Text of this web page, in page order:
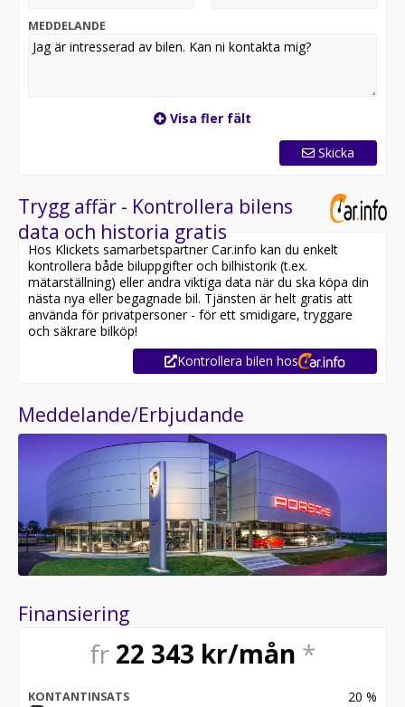
MEDDELANDE
Visa fler fält
Skicka
Trygg affär - Kontrollera bilens
data och historia gratis
Hos Klickets samarbetspartner Car.info kan du enkelt
kontrollera både biluppgifter och bilhistorik (t.ex.
mätarställning) eller andra viktiga data när du ska köpa din
nästa nya eller begagnade bil. Tjänsten är helt gratis att
använda för privatpersoner - för ett smidigare, tryggare
och säkrare bilköp!
Kontrollera bilen hos
Meddelande/Erbjudande
Finansiering
fr 22 343 kr/mån *
KONTANTINSATS 20 %